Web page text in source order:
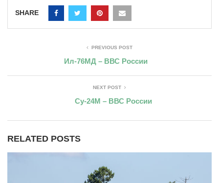
SHARE
PREVIOUS POST
Ил-76МД – ВВС России
NEXT POST
Су-24М – ВВС России
RELATED POSTS